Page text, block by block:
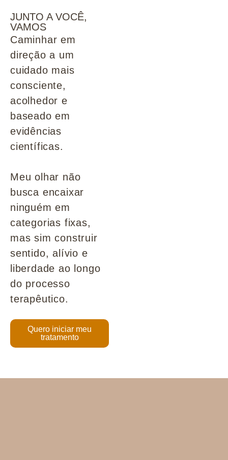
JUNTO A VOCÊ,
VAMOS
Caminhar em
direção a um
cuidado mais
consciente,
acolhedor e
baseado em
evidências
científicas.
Meu olhar não
busca encaixar
ninguém em
categorias fixas,
mas sim construir
sentido, alívio e
liberdade ao longo
do processo
terapêutico.
Quero iniciar meu
tratamento